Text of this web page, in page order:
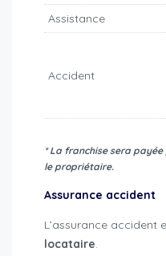
Assistance
Accident
* La franchise sera payée
le propriétaire.
Assurance accident
L’assurance accident
locataire.